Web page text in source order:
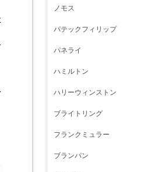
ノモス
パテックフィリップ
パネライ
ハミルトン
ハリーウィンストン
ブライトリング
フランクミュラー
ブランパン